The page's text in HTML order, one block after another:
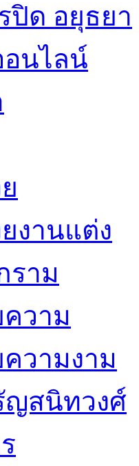
ปิด อยุธยา
นไลน์
งานแต่ง
ราม
วาม
วามงาม
ญสนิทวงศ์